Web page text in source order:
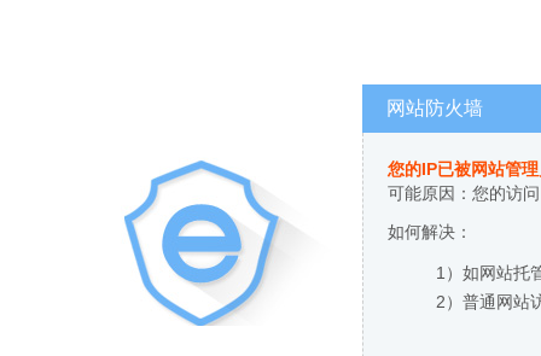
网站防火墙
您的IP已被网站管
可能原因：您的访
如何解决：
1）如网站托
2）普通网站